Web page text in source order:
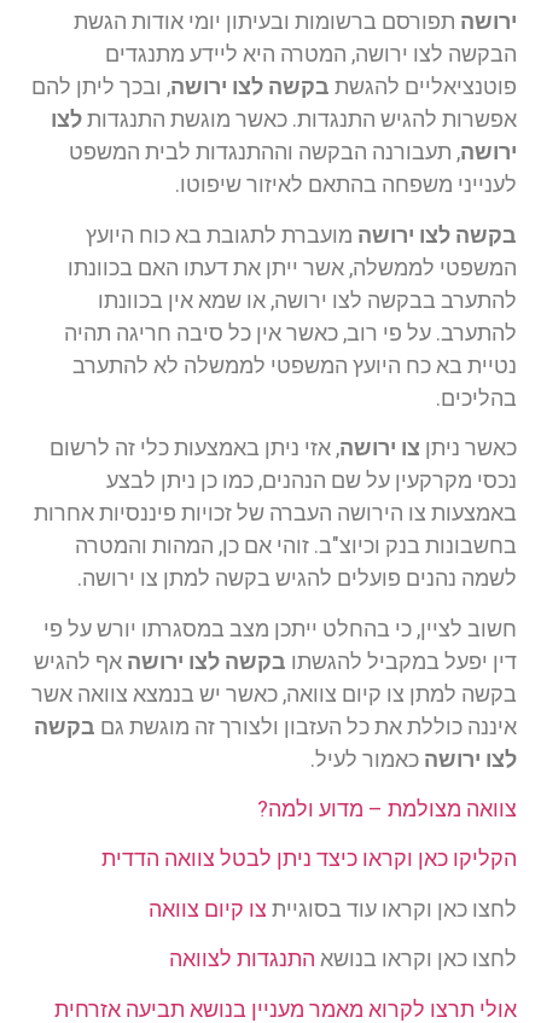
ירושה תפורסם ברשומות ובעיתון יומי אודות הגשת
הבקשה לצו ירושה, המטרה היא ליידע מתנגדים
פוטנציאליים להגשת בקשה לצו ירושה, ובכך ליתן להם
אפשרות להגיש התנגדות. כאשר מוגשת התנגדותלצו
ירושה, תעבורנה הבקשה וההתנגדות לבית המשפט
לענייני משפחה בהתאם לאיזור שיפוטו.
בקשה לצו ירושה מועברת לתגובת בא כוח היועץ
המשפטי לממשלה, אשר ייתן את דעתו האם בכוונתו
להתערב בבקשה לצו ירושה, או שמא אין בכוונתו
להתערב. על פי רוב, כאשר אין כל סיבה חריגה תהיה
נטיית בא כח היועץ המשפטי לממשלה לא להתערב
בהליכים.
כאשר ניתן צו ירושה, אזי ניתן באמצעות כלי זה לרשום
נכסי מקרקעין על שם הנהנים, כמו כן ניתן לבצע
באמצעות צו הירושה העברה של זכויות פיננסיות אחרות
בחשבונות בנק וכיוצ"ב. זוהי אם כן, המהות והמטרה
לשמה נהנים פועלים להגיש בקשה למתן צו ירושה.
חשוב לציין, כי בהחלט ייתכן מצב במסגרתו יורש על פי
דין יפעל במקביל להגשתו בקשה לצו ירושה אף להגיש
בקשה למתן צו קיום צוואה, כאשר יש בנמצא צוואה אשר
איננה כוללת את כל העזבון ולצורך זה מוגשת גם בקשה
לצו ירושה כאמור לעיל.
צוואה מצולמת – מדוע ולמה?
הקליקו כאן וקראו כיצד ניתן לבטל צוואה הדדית
לחצו כאן וקראו עוד בסוגיית צו קיום צוואה
לחצו כאן וקראו בנושא התנגדות לצוואה
אולי תרצו לקרוא מאמר מעניין בנושא תביעה אזרחית